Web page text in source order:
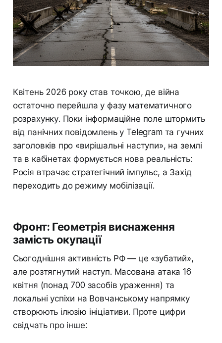
Квітень 2026 року став точкою, де війна
остаточно перейшла у фазу математичного
розрахунку. Поки інформаційне поле штормить
від панічних повідомлень у Telegram та гучних
заголовків про «вирішальні наступи», на землі
та в кабінетах формується нова реальність:
Росія втрачає стратегічний імпульс, а Захід
переходить до режиму мобілізації.
Фронт: Геометрія виснаження
замість окупації
Сьогоднішня активність РФ — це «зубатий»,
але розтягнутий наступ. Масована атака 16
квітня (понад 700 засобів ураження) та
локальні успіхи на Вовчанському напрямку
створюють ілюзію ініціативи. Проте цифри
свідчать про інше: